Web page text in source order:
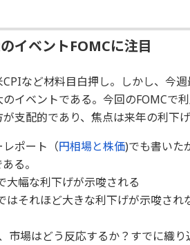
イベントFOMCに注目
など材料目白押し。しかし、今
イベントである。今回のFOMCで
支配的であり、焦点は来年の利下げ
ポート（円相場と株価)でも書いた
る。
大幅な利下げが示唆される
はそれほど大きな利下げが示唆され
市場はどう反応するか？すでに織